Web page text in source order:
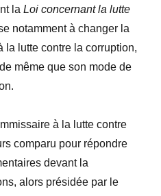
laLoi concernant la lutte
notamment à changer la
la lutte contre la corruption,
même que son mode de
à la lutte contre
comparu pour répondre
devant la
alors présidée par le